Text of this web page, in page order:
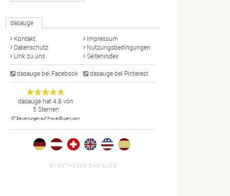
dasauge
Kontakt
Impressum
Datenschutz
Nutzungsbedingungen
Link zu uns
Seitenindex
dasauge bei Facebook dasauge bei Pinterest
dasauge
Designer,
Fotografen,
Agenturen,
Portfolios
und Jobs.
Anonym
dasauge hat4.8 von
5 Sternen
37 Bewertungen auf ProvenExpert.com
©1997—2026 DAS AUGE